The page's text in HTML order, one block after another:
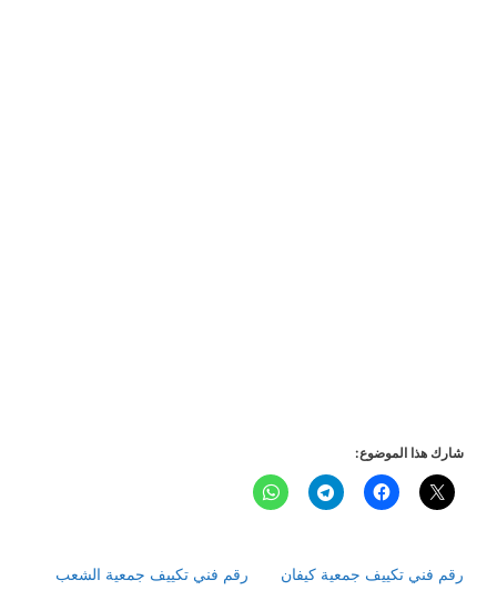
شارك هذا الموضوع:
رقم فني تكييف جمعية كيفان
رقم فني تكييف جمعية الشعب